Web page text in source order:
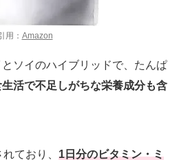
用： Amazon
ソイのハイブリッドで、たんぱ
活で不足しがちな栄養成分も含
ており、 1日分のビタミン・ミ